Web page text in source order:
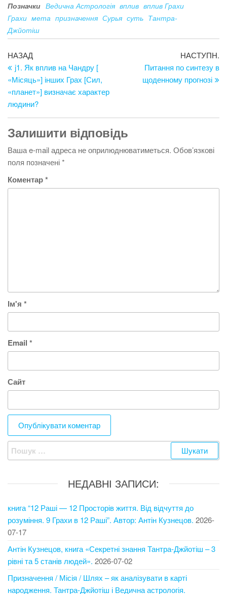
Позначки Ведична Астрологія вплив вплив Грахи
Грахи мета призначення Сурья суть Тантра-
Джйотіш
Навігація
записів
Попередній
запис
НАЗАД
j1. Як вплив на Чандру [
«Місяць»] інших Грах [Сил,
«планет»] визначає характер
людини?
НАСТУПН.
Питання по синтезу в
щоденному прогнозі
Залишити відповідь
Ваша e-mail адреса не оприлюднюватиметься. Обов’язкові
поля позначені*
Коментар*
Ім'я *
Email *
Сайт
Пошук:
НЕДАВНІ ЗАПИСИ:
книга “12 Раші — 12 Просторів життя. Від відчуття до
розуміння. 9 Грахи в 12 Раші”. Автор: Антін Кузнецов. 2026-
07-17
Антін Кузнецов, книга «Секретні знання Тантра-Джйотіш – 3
рівні та 5 станів людей». 2026-07-02
Призначення / Місія / Шлях – як аналізувати в карті
народження. Тантра-Джйотіш і Ведична астрологія.